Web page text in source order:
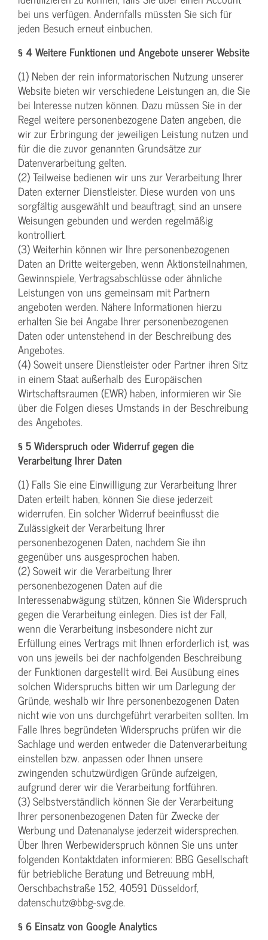
bei uns verfügen. Andernfalls müssten Sie sich für
jeden Besuch erneut einbuchen.
§ 4 Weitere Funktionen und Angebote unserer Website
(1) Neben der rein informatorischen Nutzung unserer
Website bieten wir verschiedene Leistungen an, die Sie
bei Interesse nutzen können. Dazu müssen Sie in der
Regel weitere personenbezogene Daten angeben, die
wir zur Erbringung der jeweiligen Leistung nutzen und
für die die zuvor genannten Grundsätze zur
Datenverarbeitung gelten.
(2) Teilweise bedienen wir uns zur Verarbeitung Ihrer
Daten externer Dienstleister. Diese wurden von uns
sorgfältig ausgewählt und beauftragt, sind an unsere
Weisungen gebunden und werden regelmäßig
kontrolliert.
(3) Weiterhin können wir Ihre personenbezogenen
Daten an Dritte weitergeben, wenn Aktionsteilnahmen,
Gewinnspiele, Vertragsabschlüsse oder ähnliche
Leistungen von uns gemeinsam mit Partnern
angeboten werden. Nähere Informationen hierzu
erhalten Sie bei Angabe Ihrer personenbezogenen
Daten oder untenstehend in der Beschreibung des
Angebotes.
(4) Soweit unsere Dienstleister oder Partner ihren Sitz
in einem Staat außerhalb des Europäischen
Wirtschaftsraumen (EWR) haben, informieren wir Sie
über die Folgen dieses Umstands in der Beschreibung
des Angebotes.
§ 5 Widerspruch oder Widerruf gegen die
Verarbeitung Ihrer Daten
(1) Falls Sie eine Einwilligung zur Verarbeitung Ihrer
Daten erteilt haben, können Sie diese jederzeit
widerrufen. Ein solcher Widerruf beeinflusst die
Zulässigkeit der Verarbeitung Ihrer
personenbezogenen Daten, nachdem Sie ihn
gegenüber uns ausgesprochen haben.
(2) Soweit wir die Verarbeitung Ihrer
personenbezogenen Daten auf die
Interessenabwägung stützen, können Sie Widerspruch
gegen die Verarbeitung einlegen. Dies ist der Fall,
wenn die Verarbeitung insbesondere nicht zur
Erfüllung eines Vertrags mit Ihnen erforderlich ist, was
von uns jeweils bei der nachfolgenden Beschreibung
der Funktionen dargestellt wird. Bei Ausübung eines
solchen Widerspruchs bitten wir um Darlegung der
Gründe, weshalb wir Ihre personenbezogenen Daten
nicht wie von uns durchgeführt verarbeiten sollten. Im
Falle Ihres begründeten Widerspruchs prüfen wir die
Sachlage und werden entweder die Datenverarbeitung
einstellen bzw. anpassen oder Ihnen unsere
zwingenden schutzwürdigen Gründe aufzeigen,
aufgrund derer wir die Verarbeitung fortführen.
(3) Selbstverständlich können Sie der Verarbeitung
Ihrer personenbezogenen Daten für Zwecke der
Werbung und Datenanalyse jederzeit widersprechen.
Über Ihren Werbewiderspruch können Sie uns unter
folgenden Kontaktdaten informieren: BBG Gesellschaft
für betriebliche Beratung und Betreuung mbH,
Oerschbachstraße 152, 40591 Düsseldorf,
datenschutz@bbg-svg.de.
§ 6 Einsatz von Google Analytics